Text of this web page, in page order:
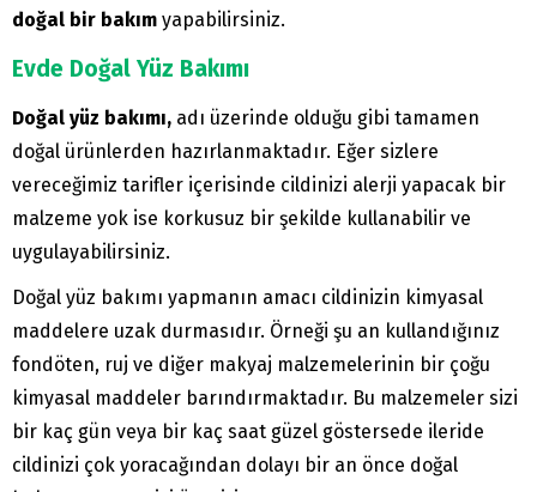
doğal bir bakım yapabilirsiniz.
Evde Doğal Yüz Bakımı
Doğal yüz bakımı, adı üzerinde olduğu gibi tamamen
doğal ürünlerden hazırlanmaktadır. Eğer sizlere
vereceğimiz tarifler içerisinde cildinizi alerji yapacak bir
malzeme yok ise korkusuz bir şekilde kullanabilir ve
uygulayabilirsiniz.
Doğal yüz bakımı yapmanın amacı cildinizin kimyasal
maddelere uzak durmasıdır. Örneği şu an kullandığınız
fondöten, ruj ve diğer makyaj malzemelerinin bir çoğu
kimyasal maddeler barındırmaktadır. Bu malzemeler sizi
bir kaç gün veya bir kaç saat güzel göstersede ileride
cildinizi çok yoracağından dolayı bir an önce doğal